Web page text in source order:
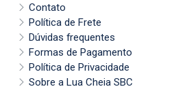
Contato
Política de Frete
Dúvidas frequentes
Formas de Pagamento
Política de Privacidade
Sobre a Lua Cheia SBC